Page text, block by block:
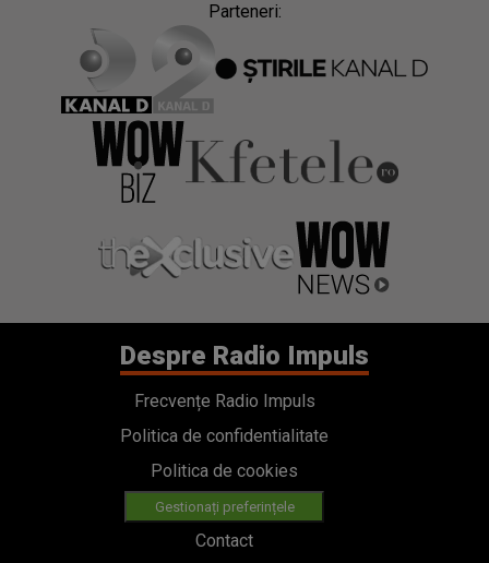
Parteneri:
Despre Radio Impuls
Frecvențe Radio Impuls
Politica de confidentialitate
Politica de cookies
Gestionați preferințele
Contact